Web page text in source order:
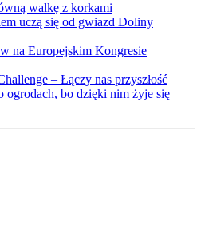
walkę z korkami
uczą się od gwiazd Doliny
na Europejskim Kongresie
– Łączy nas przyszłość
ogrodach, bo dzięki nim żyje się